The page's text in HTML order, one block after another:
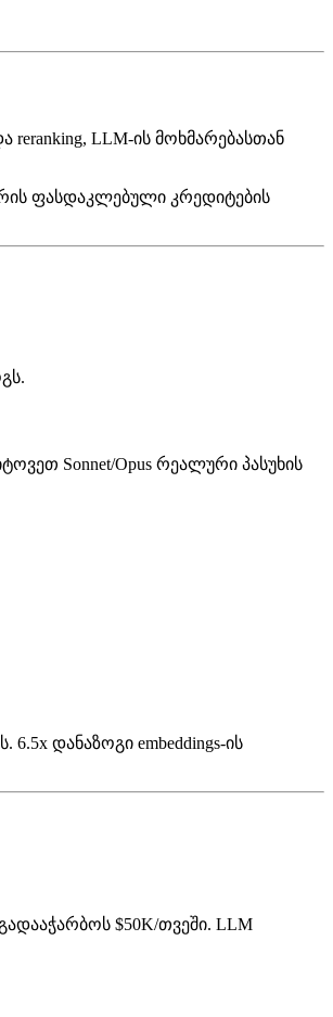
reranking, LLM-ის მოხმარებასთან
ფასდაკლებული კრედიტების
Sonnet/Opus რეალური პასუხის
6.5x დანაზოგი embeddings-ის
$50K/თვეში. LLM